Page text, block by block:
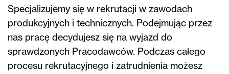
Specjalizujemy się w rekrutacji w zawodach
produkcyjnych i technicznych. Podejmując przez
nas pracę decydujesz się na wyjazd do
sprawdzonych Pracodawców. Podczas całego
procesu rekrutacyjnego i zatrudnienia możesz